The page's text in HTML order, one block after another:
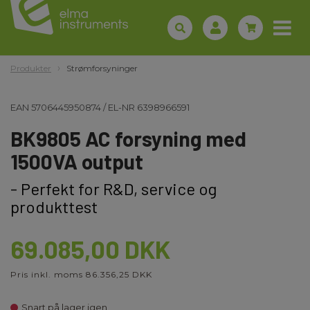
Produkter Strømforsyninger
EAN 5706445950874/EL-NR 6398966591
BK9805 AC forsyning med
1500VA output
- Perfekt for R&D, service og
produkttest
69.085,00 DKK
Pris inkl. moms 86.356,25 DKK
Snart på lager igen